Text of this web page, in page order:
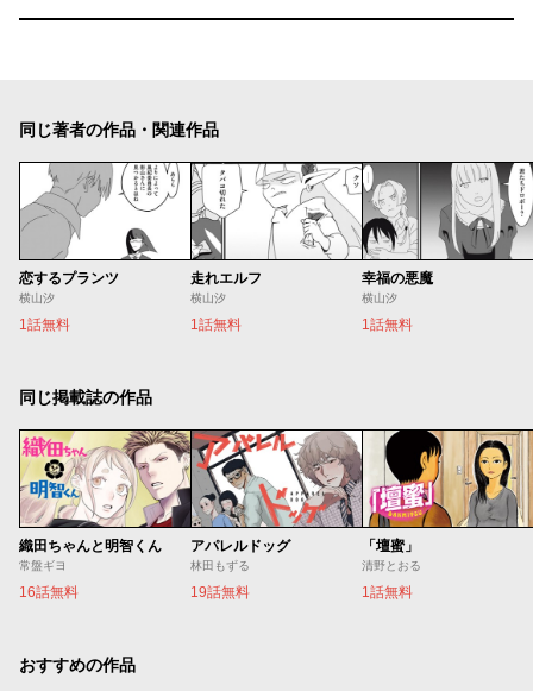
同じ著者の作品・関連作品
恋するプランツ
横山汐
1話無料
走れエルフ
横山汐
1話無料
幸福の悪魔
横山汐
1話無料
同じ掲載誌の作品
織田ちゃんと明智くん
常盤ギヨ
16話無料
アパレルドッグ
林田もずる
19話無料
「壇蜜」
清野とおる
1話無料
おすすめの作品